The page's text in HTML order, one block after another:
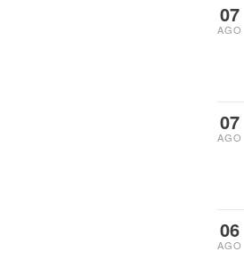
07
AGO
07
AGO
06
AGO